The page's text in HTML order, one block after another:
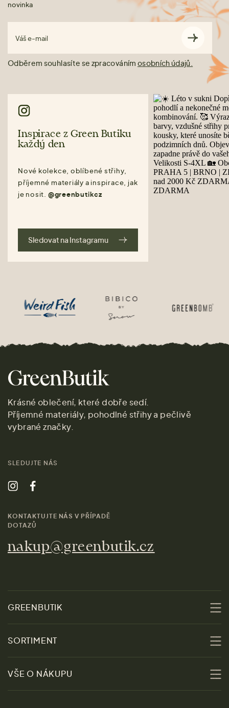
novinka
Váš e-mail
Odběrem souhlasíte se zpracováním osobních údajů.
Inspirace z Green Butiku
každý den
Nové kolekce, oblíbené střihy,
příjemné materiály a inspirace, jak
je nosit. @greenbutikcz
Sledovat na Instagramu
Krásné oblečení, které dobře sedí.
Příjemné materiály, pohodlné střihy a pečlivě
vybrané značky.
SLEDUJTE NÁS
KONTAKTUJTE NÁS V PŘÍPADĚ
DOTAZŮ
nakup@greenbutik.cz
GREENBUTIK
Udržitelnost
SORTIMENT
Slevy
Ženy
VŠE O NÁKUPU